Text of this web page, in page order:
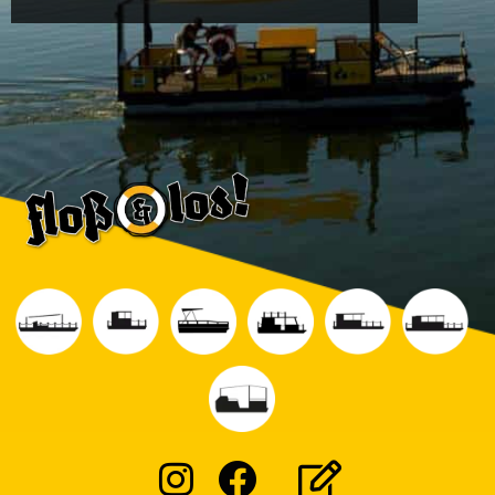
Instagram
Facebook